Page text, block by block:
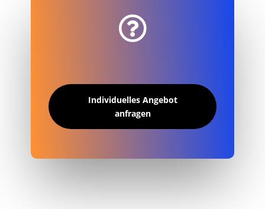

Individuelles Angebot
anfragen